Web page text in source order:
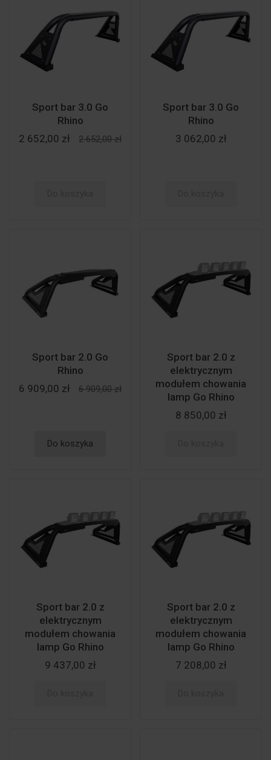
Sport bar 3.0 Go
Rhino
2 652,00 zł
2 652,00 zł
Sport bar 3.0 Go
Rhino
3 062,00 zł
Sport bar 2.0 Go
Rhino
6 909,00 zł
6 909,00 zł
Do koszyka
Sport bar 2.0 z
elektrycznym
modułem chowania
lamp Go Rhino
8 850,00 zł
Sport bar 2.0 z
elektrycznym
modułem chowania
lamp Go Rhino
9 437,00 zł
Sport bar 2.0 z
elektrycznym
modułem chowania
lamp Go Rhino
7 208,00 zł